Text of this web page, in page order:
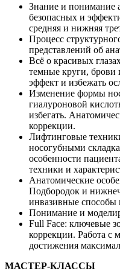
Знание и понимание
безопасных и
средняя и нижняя
Процесс
представлений об
Всё о красивых
темные круги, брови
эффект и избежать
Изменение формы
гиалуроновой
избегать.
коррекции.
Лифтинговые
носогубными
особенности
техники и
Анатомические
Подбородок и
инвазивные способы
Понимание и
Full Face: ключевые
коррекции. Работа
достижения
МАСТЕР-КЛАССЫ